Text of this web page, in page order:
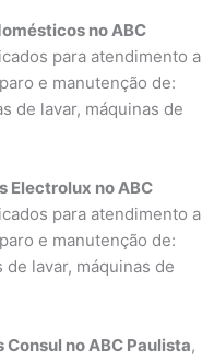
no ABC
para atendimento a
e manutenção de:
de lavar, máquinas de
Electrolux no ABC
para atendimento a
e manutenção de:
lavar, máquinas de
no ABC Paulista,